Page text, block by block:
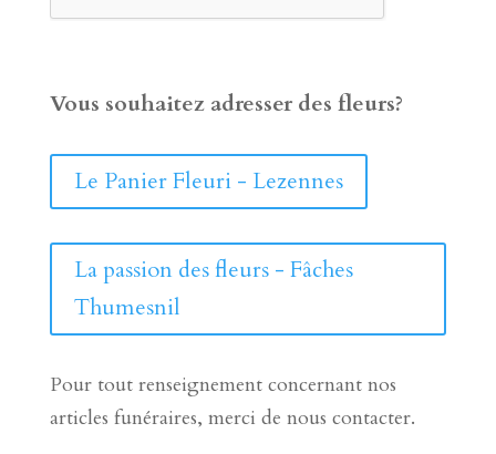
Vous souhaitez adresser des fleurs?
Le Panier Fleuri - Lezennes
La passion des fleurs - Fâches
Thumesnil
Pour tout renseignement concernant nos
articles funéraires, merci de nous contacter.